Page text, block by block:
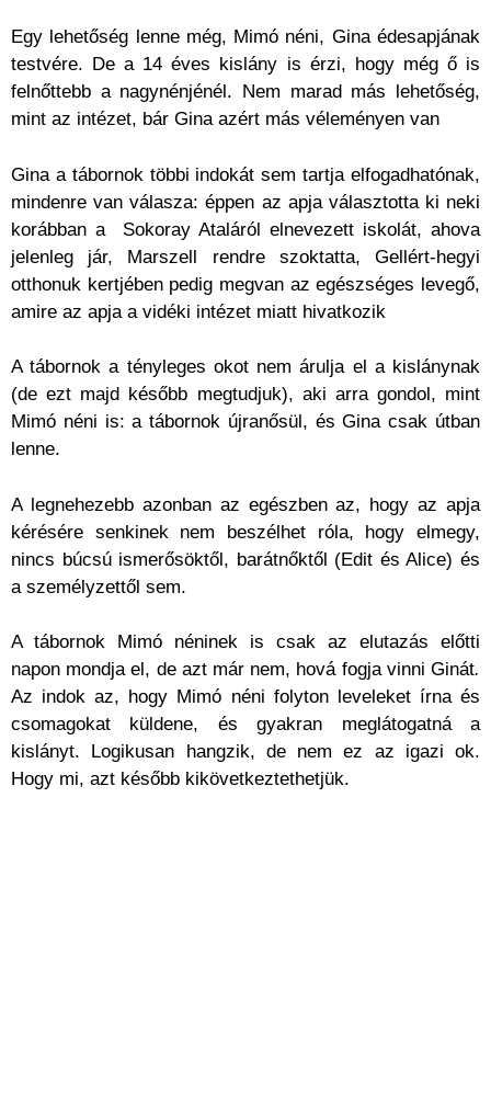
Egy lehetőség lenne még, Mimó néni, Gina édesapjának
testvére. De a 14 éves kislány is érzi, hogy még ő is
felnőttebb a nagynénjénél. Nem marad más lehetőség,
mint az intézet, bár Gina azért más véleményen van
Gina a tábornok többi indokát sem tartja elfogadhatónak,
mindenre van válasza: éppen az apja választotta ki neki
korábban a Sokoray Ataláról elnevezett iskolát, ahova
jelenleg jár, Marszell rendre szoktatta, Gellért-hegyi
otthonuk kertjében pedig megvan az egészséges levegő,
amire az apja a vidéki intézet miatt hivatkozik
A tábornok a tényleges okot nem árulja el a kislánynak
(de ezt majd később megtudjuk), aki arra gondol, mint
Mimó néni is: a tábornok újranősül, és Gina csak útban
lenne.
A legnehezebb azonban az egészben az, hogy az apja
kérésére senkinek nem beszélhet róla, hogy elmegy,
nincs búcsú ismerősöktől, barátnőktől (Edit és Alice) és
a személyzettől sem.
A tábornok Mimó néninek is csak az elutazás előtti
napon mondja el, de azt már nem, hová fogja vinni Ginát.
Az indok az, hogy Mimó néni folyton leveleket írna és
csomagokat küldene, és gyakran meglátogatná a
kislányt. Logikusan hangzik, de nem ez az igazi ok.
Hogy mi, azt később kikövetkeztethetjük.